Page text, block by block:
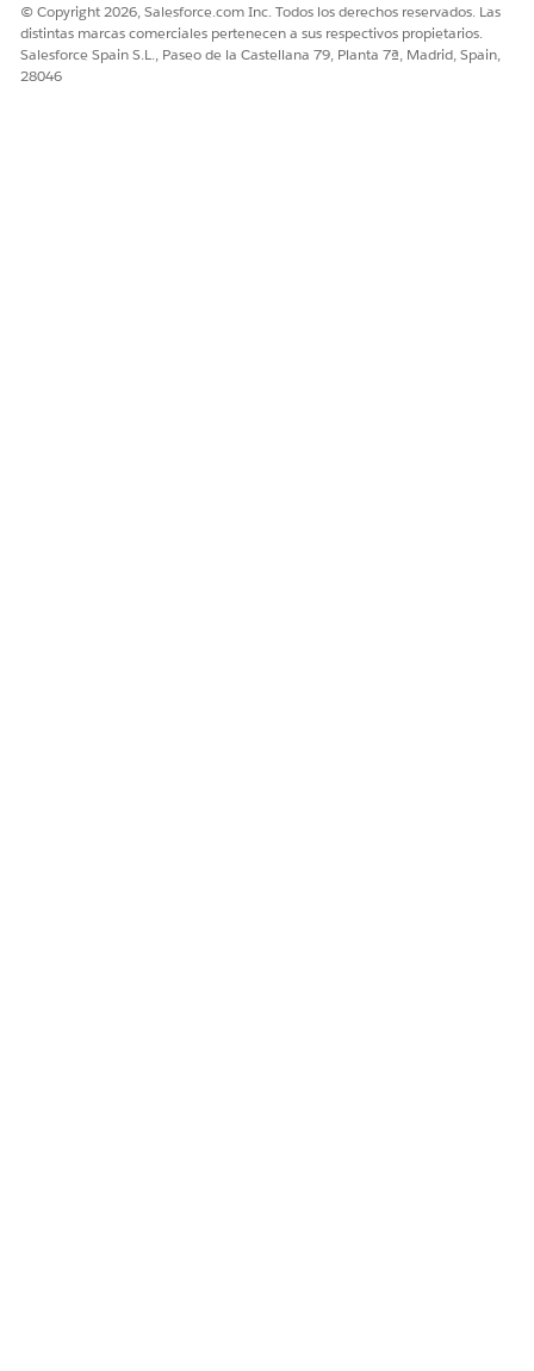
© Copyright 2026, Salesforce.com Inc. Todos los derechos reservados. Las
distintas marcas comerciales pertenecen a sus respectivos propietarios.
Salesforce Spain S.L., Paseo de la Castellana 79, Planta 7ª, Madrid, Spain,
28046